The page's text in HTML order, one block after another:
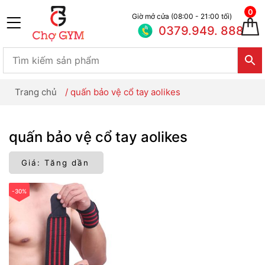
Giờ mở cửa (08:00 - 21:00 tối)
0379.949. 888
0
Trang chủ / quấn bảo vệ cổ tay aolikes
quấn bảo vệ cổ tay aolikes
-30%